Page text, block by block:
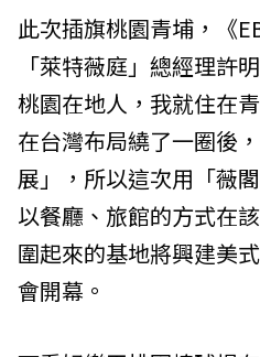
此次插旗桃園青埔，《
「萊特薇庭」總經理許
桃園在地人，我就住在
在台灣布局繞了一圈後
展」，所以這次用「薇
以餐廳、旅館的方式在
圍起來的基地將興建美
會開幕。